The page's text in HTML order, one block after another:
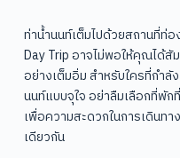
ท่าน้ำนนท์เต็มไปด้วยสถานที่ท่อ
Day Trip อาจไม่พอให้คุณได้
อย่างเต็มอิ่ม สำหรับใครที่กำลั
นนท์แบบจุใจ อย่าลืมเลือกที่พัก
เพื่อความสะดวกในการเดินทา
เดียวกัน